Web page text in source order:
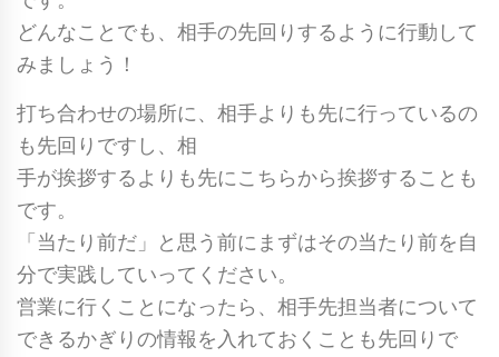
どんなことでも、相手の先回りするように行動して
みましょう！
打ち合わせの場所に、相手よりも先に行っているの
も先回りですし、相
手が挨拶するよりも先にこちらから挨拶することも
です。
「当たり前だ」と思う前にまずはその当たり前を自
分で実践していってください。
営業に行くことになったら、相手先担当者について
できるかぎりの情報を入れておくことも先回りで